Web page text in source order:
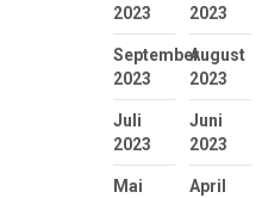
2023
2023
September
2023
August
2023
Juli
2023
Juni
2023
Mai
April